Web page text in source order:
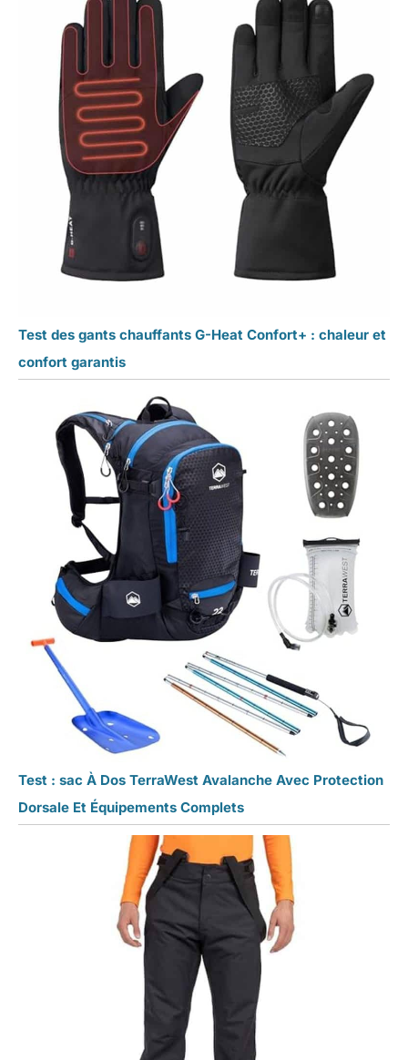
Test des gants chauffants G-Heat Confort+ : chaleur et
confort garantis
Test : sac À Dos TerraWest Avalanche Avec Protection
Dorsale Et Équipements Complets